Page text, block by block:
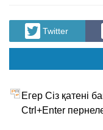
Twitter
Егер Сіз қатені
Ctrl+Enter